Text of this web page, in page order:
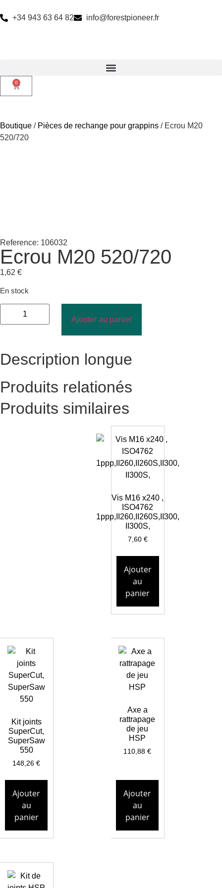
+34 943 63 64 82 info@forestpioneer.fr
0
Boutique / Pièces de rechange pour grappins / Ecrou M20
520/720
Reference: 106032
Ecrou M20 520/720
1,62 €
En stock
Ajouter au panier
Description longue
Produits relationés
Produits similaires
Vis M16 x240 ,
ISO4762
1ppp,II260,II260S,II300,
II300S,
7,60 €
Ajouter
au
panier
Kit joints
SuperCut,
SuperSaw
550
148,26€
Ajouter
au
panier
Axe a
rattrapage
de jeu
HSP
110,88€
Ajouter
au
panier